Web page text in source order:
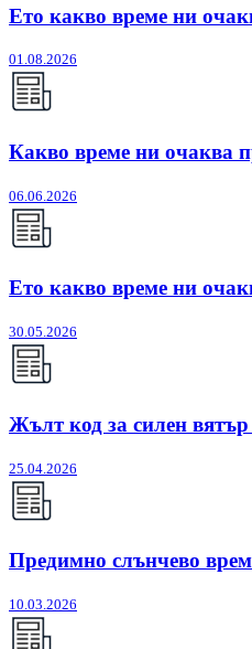
Ето какво време ни
01.08.2026
Какво време ни очаква
06.06.2026
Ето какво време ни
30.05.2026
Жълт код за силен вятър
25.04.2026
Предимно слънчево
10.03.2026